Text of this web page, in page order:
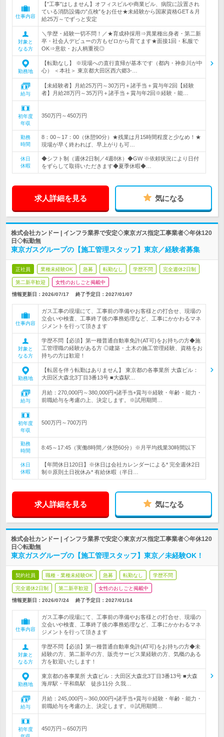
仕事内容
【″工事″はしません】オフィスビルや商業ビル、病院に設置され
ている消防設備の″点検″をお任せ★未経験から国家資格GET＆月
給25万～でずっと安定
対象と
なる方
＼学歴・経験一切不問！／★育成枠採用⇒異業種出身者・第二新
卒・社会人デビューの方もゼロから育てます★面接1回・私服で
OK⇒意欲・お人柄重視◎
勤務地
【転勤なし】 ※現場への直行直帰が基本です（都内・神奈川が中
心） ＜本社＞ 東京都大田区西六郷3-…
給与
【未経験者】月給25万円～30万円＋諸手当＋賞与年2回【経験
者】月給28万円～35万円＋諸手当＋賞与年2回※経験・能…
初年度
年収
350万円～450万円
勤務
時間
8：00～17：00（休憩90分）★残業は月15時間程度と少なめ！★
現場が早く終われば、早上がりも可…
休日
休暇
◆シフト制（週休2日制／4週8休）◆GW ※依頼状況により日付
をずらして取得いただきます◆夏季休暇◆…
求人詳細を見る 気になる
株式会社カンドー | インフラ業界で安定◇東京ガス指定工事業者◇年休120
日◇転勤無
東京ガスグループの【施工管理スタッフ】東京／経験者募集
正社員 業種未経験OK 急募 転勤なし 学歴不問 完全週休2日制
第二新卒歓迎 女性のおしごと掲載中
情報更新日：2026/07/17 終了予定日： 2027/01/07
仕事内容
ガス工事の現場にて、工事前の準備やお客様との打合せ、現場の
立会いや検査、工事終了後の事務処理など、工事にかかわるマネ
ジメントを行って頂きます
対象と
なる方
学歴不問【必須】第一種普通自動車免許(AT可)をお持ちの方◆施
工管理職の経験がある方 ◎建築・土木の施工管理経験、資格をお
持ちの方は歓迎！
勤務地
【転居を伴う転勤はありません】 東京都の各事業所 大森ビル：
大田区大森北3丁目3番13号 ■大森駅…
給与
月給：270,000円～380,000円+諸手当+賞与※経験・年齢・能力・
前職給与を考慮の上、決定します。※試用期間…
初年度
年収
500万円～700万円
勤務
時間
8:45～17:45（実働8時間／休憩60分）※月平均残業30時間以下
休日
休暇
【年間休日120日】※休日は会社カレンダーによる* 完全週休2日
制※原則土日祝休み* 有給休暇（半日…
求人詳細を見る 気になる
株式会社カンドー | インフラ業界で安定◇東京ガス指定工事業者◇年休120
日◇転勤無
東京ガスグループの【施工管理スタッフ】東京／未経験OK！
契約社員 職種・業種未経験OK 急募 転勤なし 学歴不問
完全週休2日制 第二新卒歓迎 女性のおしごと掲載中
情報更新日：2026/07/24 終了予定日： 2027/01/14
仕事内容
ガス工事の現場にて、工事前の準備やお客様との打合せ、現場の
立会いや検査、工事終了後の事務処理など、工事にかかわるマネ
ジメントを行って頂きます
対象と
なる方
学歴不問【必須】第一種普通自動車免許(AT可)をお持ちの方◆未
経験の方、第二新卒の方、販売サービス業経験の方、気概のある
方を歓迎いたします！
勤務地
東京都の各事業所 大森ビル：大田区大森北3丁目3番13号 ■大森
海岸駅・平和島駅 徒歩11分 久我…
給与
月給：245,000円～360,000円+諸手当+賞与※経験・年齢・能力・
前職給与を考慮の上、決定します。※試用期間…
初年度
450万円～650万円